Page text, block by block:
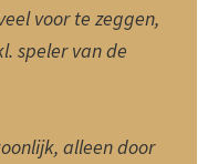
voor te zeggen,
speler van de
alleen door